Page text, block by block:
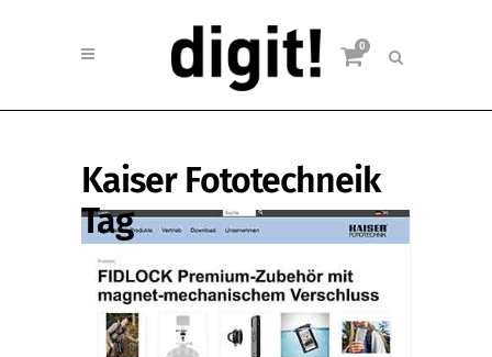
0
Kaiser Fototechneik
Tag